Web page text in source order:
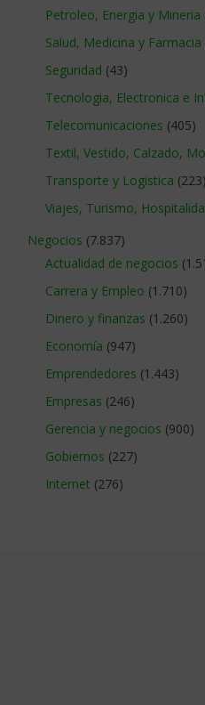
Petroleo, Energia y Mineria
Salud, Medicina y Farmacia
Seguridad (43)
Tecnologia, Electronica e
Telecomunicaciones (405)
Textil, Vestido, Calzado,
Transporte y Logistica (223)
Viajes, Turismo,
Negocios (7.837)
Actualidad de negocios
Carrera y Empleo (1.710)
Dinero y finanzas (1.260)
Economía (947)
Emprendedores (1.443)
Empresas (246)
Gerencia y negocios (900)
Gobiernos (227)
Internet (276)